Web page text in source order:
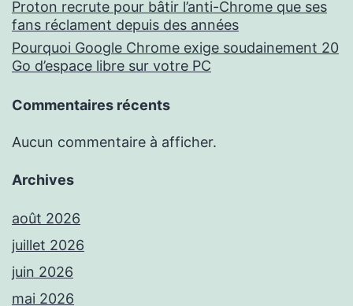
Proton recrute pour bâtir l’anti-Chrome que ses
fans réclament depuis des années
Pourquoi Google Chrome exige soudainement 20
Go d’espace libre sur votre PC
Commentaires récents
Aucun commentaire à afficher.
Archives
août 2026
juillet 2026
juin 2026
mai 2026